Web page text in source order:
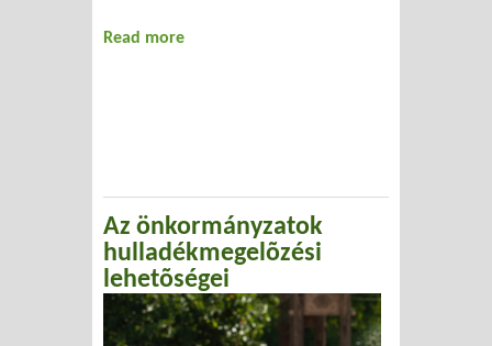
Read more
Az önkormányzatok
hulladékmegelõzési
lehetõségei